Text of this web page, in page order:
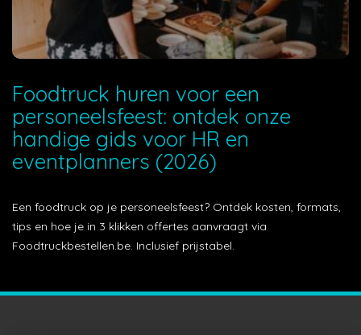
Foodtruck huren voor een
personeelsfeest: ontdek onze
handige gids voor HR en
eventplanners (2026)
Een foodtruck op je personeelsfeest? Ontdek kosten, formats,
tips en hoe je in 3 klikken offertes aanvraagt via
Foodtruckbestellen.be. Inclusief prijstabel.